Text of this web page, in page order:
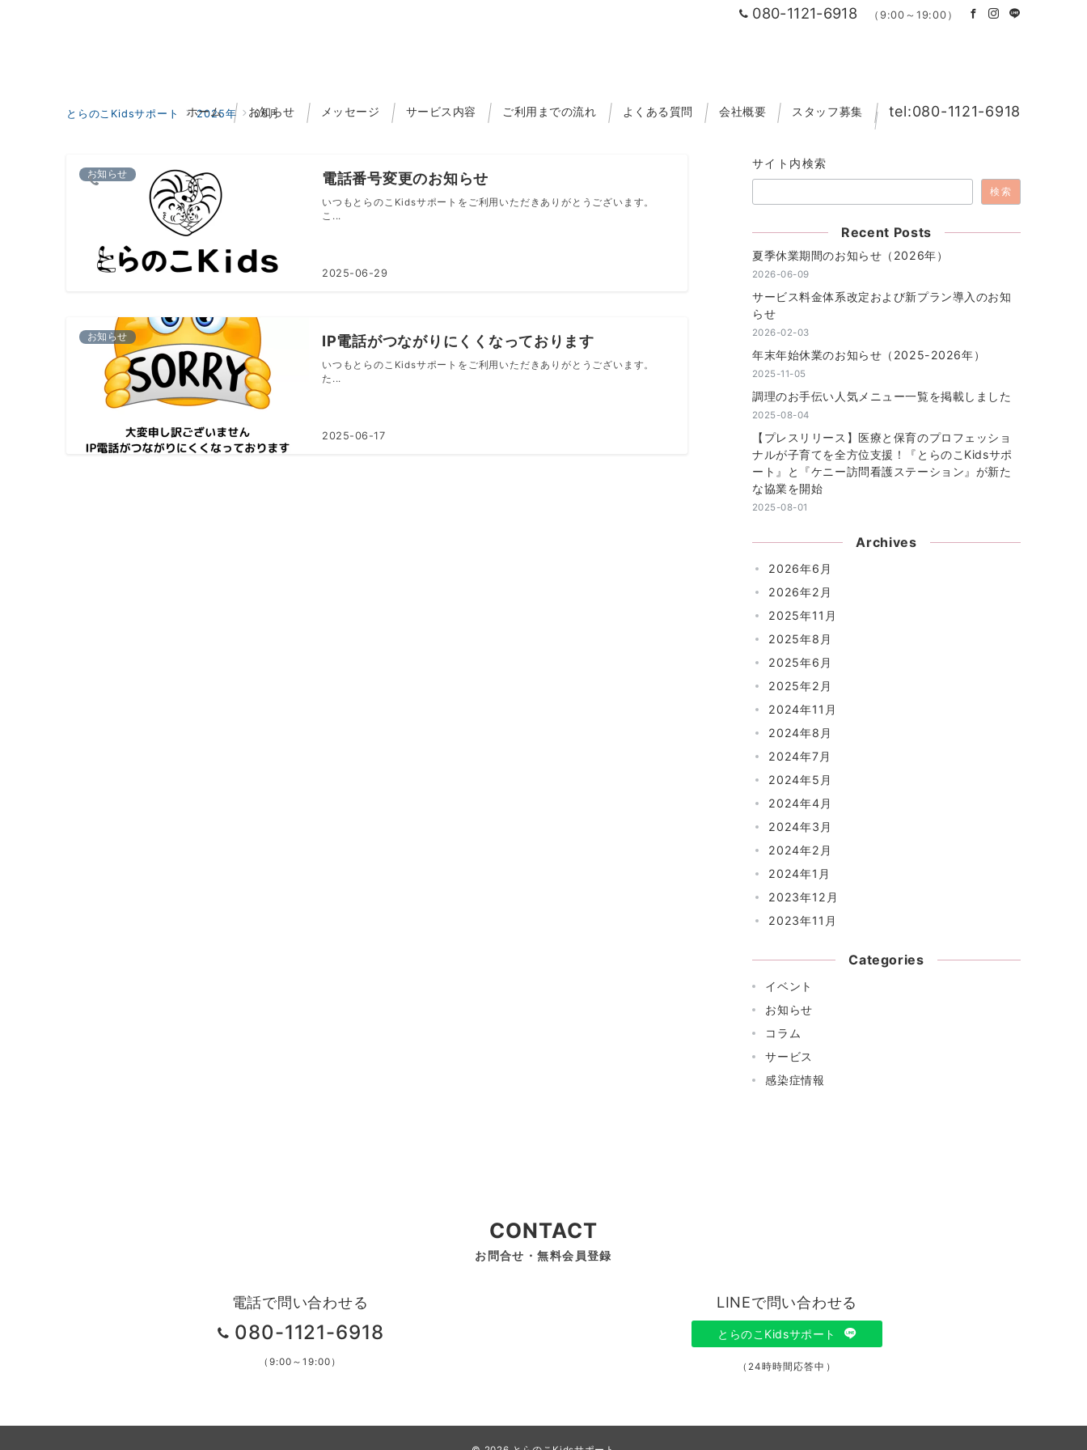
080-1121-6918 （9:00～19:00）
ホーム お知らせ メッセージ サービス内容 ご利用までの流れ よくある質問 会社概要 スタッフ募集 tel:080-1121-6918
とらのこKidsサポート 2025年 06月
お知らせ 電話番号変更のお知らせ
いつもとらのこKidsサポートをご利用いただきありがとうございます。
こ...
2025-06-29
お知らせ IP電話がつながりにくくなっております
いつもとらのこKidsサポートをご利用いただきありがとうございます。
た...
2025-06-17
サイト内検索
検索
Recent Posts
夏季休業期間のお知らせ（2026年）
2026-06-09
サービス料金体系改定および新プラン導入のお知
らせ
2026-02-03
年末年始休業のお知らせ（2025-2026年）
2025-11-05
調理のお手伝い人気メニュー一覧を掲載しました
2025-08-04
【プレスリリース】医療と保育のプロフェッショ
ナルが子育てを全方位支援！『とらのこKidsサポ
ート』と『ケニー訪問看護ステーション』が新た
な協業を開始
2025-08-01
Archives
2026年6月
2026年2月
2025年11月
2025年8月
2025年6月
2025年2月
2024年11月
2024年8月
2024年7月
2024年5月
2024年4月
2024年3月
2024年2月
2024年1月
2023年12月
2023年11月
Categories
イベント
お知らせ
コラム
サービス
感染症情報
CONTACT
お問合せ・無料会員登録
電話で問い合わせる
080-1121-6918
（9:00～19:00）
LINEで問い合わせる
とらのこKidsサポート
（24時時間応答中）